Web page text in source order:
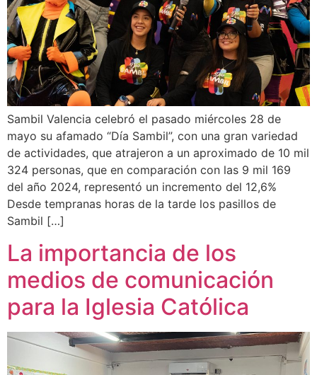
Sambil Valencia celebró el pasado miércoles 28 de
mayo su afamado “Día Sambil”, con una gran variedad
de actividades, que atrajeron a un aproximado de 10 mil
324 personas, que en comparación con las 9 mil 169
del año 2024, representó un incremento del 12,6%
Desde tempranas horas de la tarde los pasillos de
Sambil […]
La importancia de los
medios de comunicación
para la Iglesia Católica